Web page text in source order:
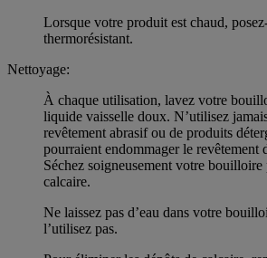
Lorsque votre produit est chaud,
thermorésistant.
Nettoyage:
À chaque utilisation, lavez votre
liquide vaisselle doux. N’utilisez
revêtement abrasif ou de produits
pourraient endommager le revêtement
Séchez soigneusement votre
calcaire.
Ne laissez pas d’eau dans votre
l’utilisez pas.